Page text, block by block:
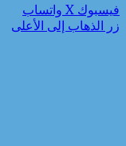
فيسبوك ‫X واتساب
زر الذهاب إلى الأعلى